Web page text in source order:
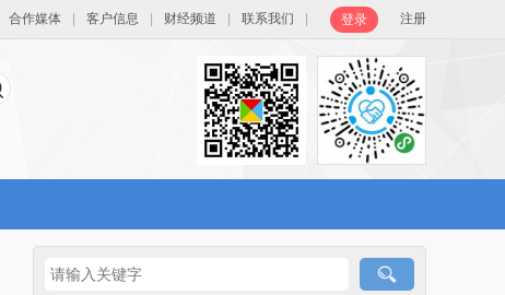
登录 注册
合作媒体 客户信息 财经频道 联系我们